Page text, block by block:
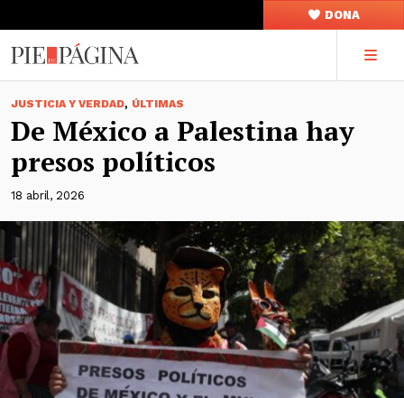
DONA
JUSTICIA Y VERDAD, ÚLTIMAS
De México a Palestina hay
presos políticos
18 abril, 2026